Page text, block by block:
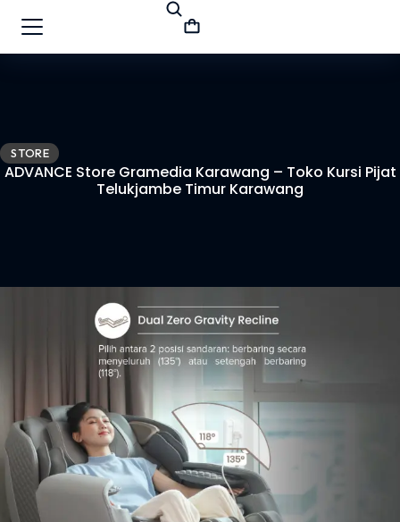
STORE
ADVANCE Store Gramedia Karawang – Toko Kursi Pijat
Telukjambe Timur Karawang